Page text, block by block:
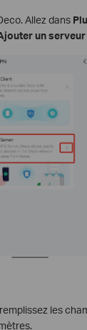
Allez dans
un serveur
les